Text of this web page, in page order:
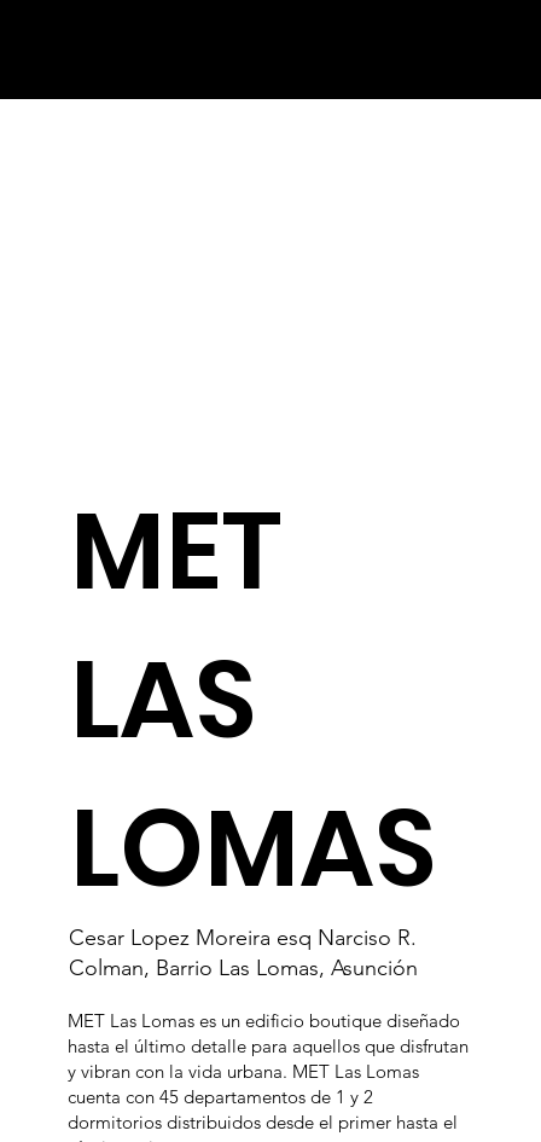
MET
LAS
LOMAS
Cesar Lopez Moreira esq Narciso R.
Colman, Barrio Las Lomas, Asunción
MET Las Lomas es un edificio boutique diseñado
hasta el último detalle para aquellos que disfrutan
y vibran con la vida urbana. MET Las Lomas
cuenta con 45 departamentos de 1 y 2
dormitorios distribuidos desde el primer hasta el